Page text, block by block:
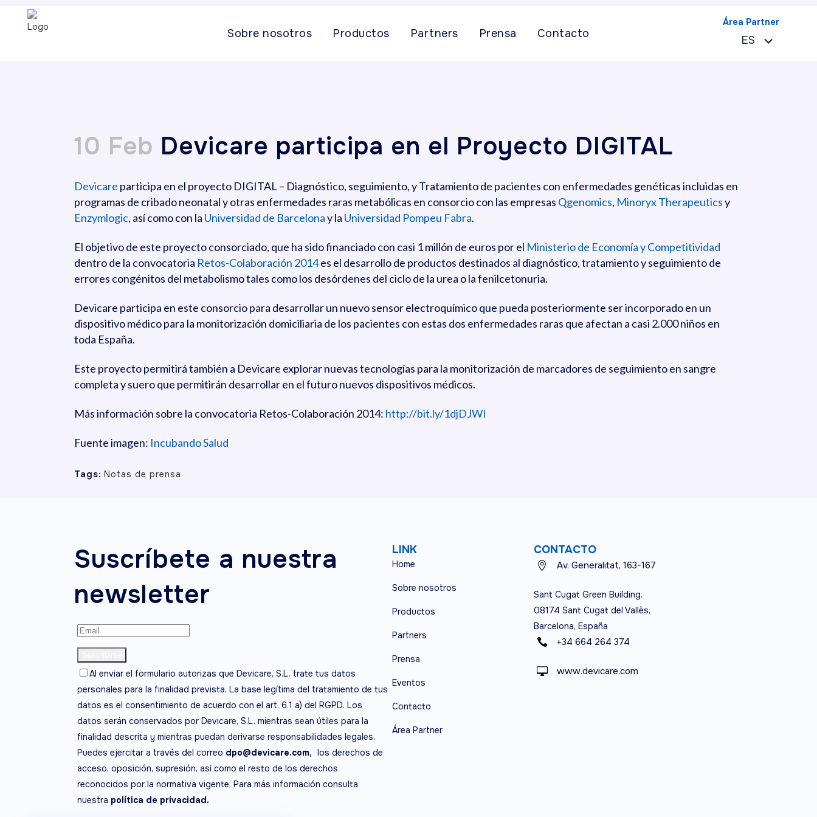
Área Partner
ES
Sobre nosotros Productos Partners Prensa Contacto
10 Feb Devicare participa en el Proyecto DIGITAL
Devicare participa en el proyecto DIGITAL – Diagnóstico, seguimiento, y Tratamiento de pacientes con enfermedades genéticas incluidas en
programas de cribado neonatal y otras enfermedades raras metabólicas en consorcio con las empresas Qgenomics, Minoryx Therapeuticsy
Enzymlogic, así como con la Universidad de Barcelonay la Universidad Pompeu Fabra.
El objetivo de este proyecto consorciado, que ha sido financiado con casi 1 millón de euros por el Ministerio de Economía y Competitividad
dentro de la convocatoria Retos-Colaboración 2014es el desarrollo de productos destinados al diagnóstico, tratamiento y seguimiento de
errores congénitos del metabolismo tales como los desórdenes del ciclo de la urea o la fenilcetonuria.
Devicare participa en este consorcio para desarrollar un nuevo sensor electroquímico que pueda posteriormente ser incorporado en un
dispositivo médico para la monitorización domiciliaria de los pacientes con estas dos enfermedades raras que afectan a casi 2.000 niños en
toda España.
Este proyecto permitirá también a Devicare explorar nuevas tecnologías para la monitorización de marcadores de seguimiento en sangre
completa y suero que permitirán desarrollar en el futuro nuevos dispositivos médicos.
Más información sobre la convocatoria Retos-Colaboración 2014: http://bit.ly/1djDJWI
Fuente imagen: Incubando Salud
Tags: Notas de prensa
Suscríbete a nuestra
newsletter
Al enviar el formulario autorizas que Devicare, S.L. trate tus datos
personales para la finalidad prevista. La base legítima del tratamiento de tus
datos es el consentimiento de acuerdo con el art. 6.1 a) del RGPD. Los
datos serán conservados por Devicare, S.L. mientras sean útiles para la
finalidad descrita y mientras puedan derivarse responsabilidades legales.
Puedes ejercitar a través del correo dpo@devicare.com, los derechos de
acceso, oposición, supresión, así como el resto de los derechos
reconocidos por la normativa vigente. Para más información consulta
nuestra política de privacidad.
LINK
Home
Sobre nosotros
Productos
Partners
Prensa
Eventos
Contacto
Área Partner
CONTACTO
Av. Generalitat, 163-167
Sant Cugat Green Building.
08174 Sant Cugat del Vallès,
Barcelona, España
+34 664 264 374
www.devicare.com